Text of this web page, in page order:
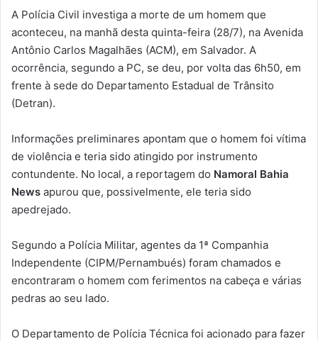
A Polícia Civil investiga a morte de um homem que
aconteceu, na manhã desta quinta-feira (28/7), na Avenida
Antônio Carlos Magalhães (ACM), em Salvador. A
ocorrência, segundo a PC, se deu, por volta das 6h50, em
frente à sede do Departamento Estadual de Trânsito
(Detran).
Informações preliminares apontam que o homem foi vítima
de violência e teria sido atingido por instrumento
contundente. No local, a reportagem do Namoral Bahia
News apurou que, possivelmente, ele teria sido
apedrejado.
Segundo a Polícia Militar, agentes da 1ª Companhia
Independente (CIPM/Pernambués) foram chamados e
encontraram o homem com ferimentos na cabeça e várias
pedras ao seu lado.
O Departamento de Polícia Técnica foi acionado para fazer